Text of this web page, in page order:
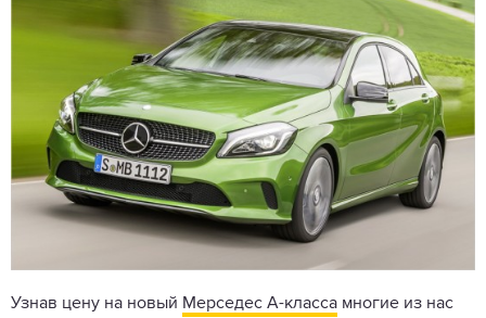
Узнав цену на новый Мерседес А-класса многие из нас